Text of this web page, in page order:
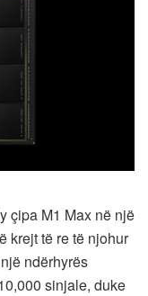
çipa M1 Max në një
krejt të re të njohur
ndërhyrës
sinjale, duke